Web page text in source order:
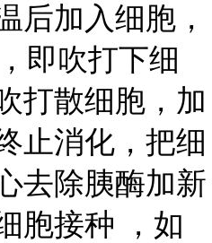
后加入细胞，
即吹打下细
打散细胞，加
止消化，把细
去除胰酶加新
胞接种 ，如